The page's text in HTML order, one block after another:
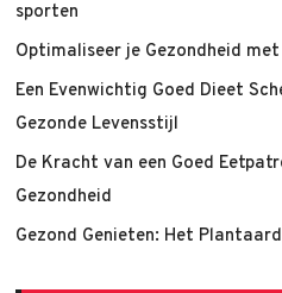
sporten
Optimaliseer je Gezondheid met
Een Evenwichtig Goed Dieet
Gezonde Levensstijl
De Kracht van een Goed
Gezondheid
Gezond Genieten: Het